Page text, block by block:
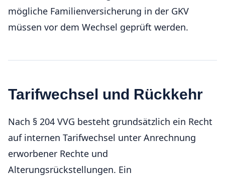
mögliche Familienversicherung in der GKV
müssen vor dem Wechsel geprüft werden.
Tarifwechsel und Rückkehr
Nach § 204 VVG besteht grundsätzlich ein Recht
auf internen Tarifwechsel unter Anrechnung
erworbener Rechte und
Alterungsrückstellungen. Ein